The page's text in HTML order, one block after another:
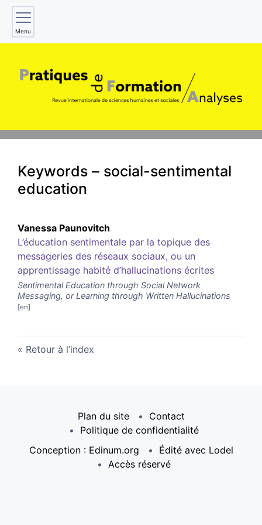
Menu
Keywords – social-sentimental
education
Vanessa Paunovitch
L’éducation sentimentale par la topique des
messageries des réseaux sociaux, ou un
apprentissage habité d’hallucinations écrites
Sentimental Education through Social Network
Messaging, or Learning through Written Hallucinations
Retour à l’index
Plan du site
Contact
Politique de confidentialité
Conception : Edinum.org
Édité avec Lodel
Accès réservé